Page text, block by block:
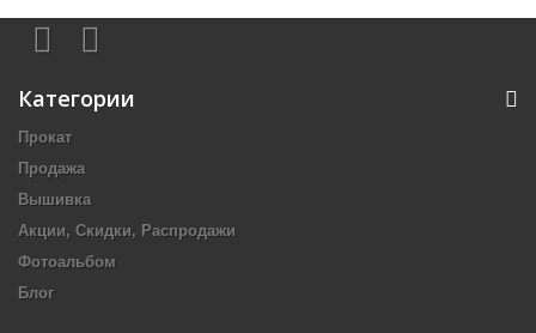
Категории
Прокат
Продажа
Вышивка
Акции, Скидки, Распродажи
Фотоальбом
Блог